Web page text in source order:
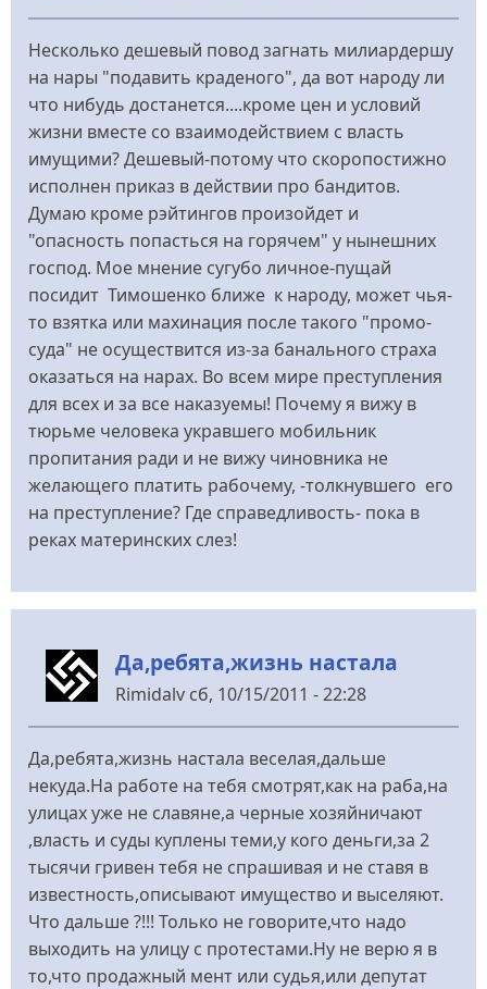
Несколько дешевый повод загнать милиардершу
на нары "подавить краденого", да вот народу ли
что нибудь достанется....кроме цен и условий
жизни вместе со взаимодействием с власть
имущими? Дешевый-потому что скоропостижно
исполнен приказ в действии про бандитов.
Думаю кроме рэйтингов произойдет и
"опасность попасться на горячем" у нынешних
господ. Мое мнение сугубо личное-пущай
посидит Тимошенко ближе к народу, может чья-
то взятка или махинация после такого "промо-
суда" не осуществится из-за банального страха
оказаться на нарах. Во всем мире преступления
для всех и за все наказуемы! Почему я вижу в
тюрьме человека укравшего мобильник
пропитания ради и не вижу чиновника не
желающего платить рабочему, -толкнувшего его
на преступление? Где справедливость- пока в
реках материнских слез!
Да,ребята,жизнь настала
Rimidalv сб, 10/15/2011 - 22:28
Да,ребята,жизнь настала веселая,дальше
некуда.На работе на тебя смотрят,как на раба,на
улицах уже не славяне,а черные хозяйничают
,власть и суды куплены теми,у кого деньги,за 2
тысячи гривен тебя не спрашивая и не ставя в
известность,описывают имущество и выселяют.
Что дальше ?!!! Только не говорите,что надо
выходить на улицу с протестами.Ну не верю я в
то,что продажный мент или судья,или депутат